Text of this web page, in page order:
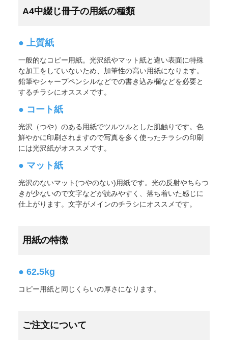
A4中綴じ冊子の用紙の種類
● 上質紙
一般的なコピー用紙。光沢紙やマット紙と違い表面に特殊
な加工をしていないため、加筆性の高い用紙になります。
鉛筆やシャープペンシルなどでの書き込み欄などを必要と
するチラシにオススメです。
● コート紙
光沢（つや）のある用紙でツルツルとした肌触りです。色
鮮やかに印刷されますので写真を多く使ったチラシの印刷
には光沢紙がオススメです。
● マット紙
光沢のないマット(つやのない)用紙です。光の反射やちらつ
きが少ないので文字などが読みやすく、落ち着いた感じに
仕上がります。文字がメインのチラシにオススメです。
用紙の特徴
● 62.5kg
コピー用紙と同じくらいの厚さになります。
ご注文について